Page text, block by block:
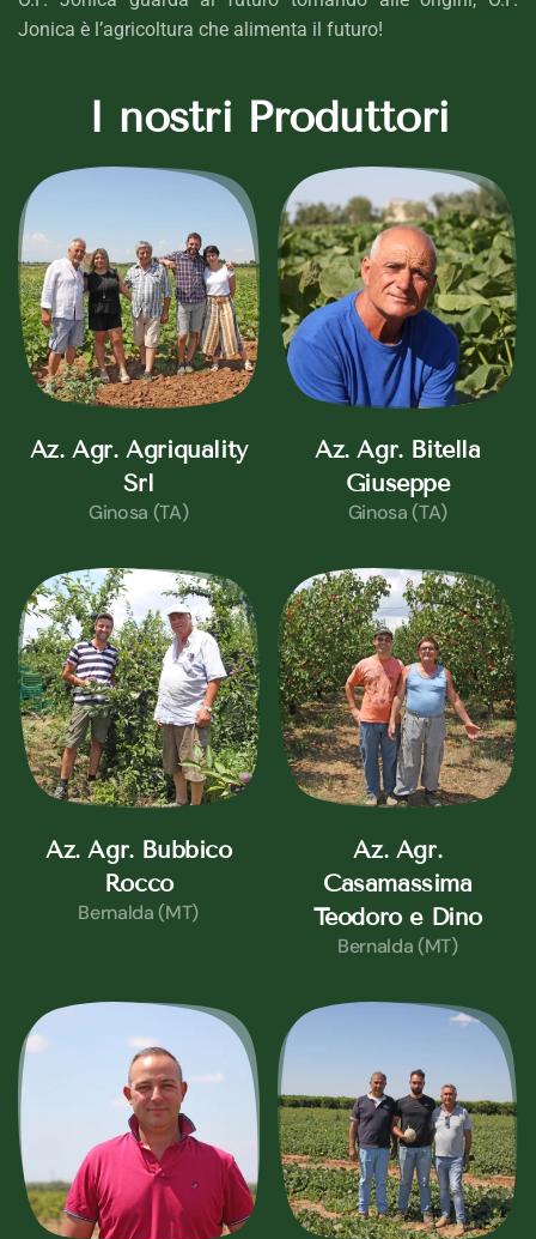
Jonica è l’agricoltura che alimenta il futuro!
I nostri Produttori
Az. Agr. Agriquality
Srl
Ginosa (TA)
Az. Agr. Bitella
Giuseppe
Ginosa (TA)
Az. Agr. Bubbico
Rocco
Bernalda (MT)
Az. Agr.
Casamassima
Teodoro e Dino
Bernalda (MT)